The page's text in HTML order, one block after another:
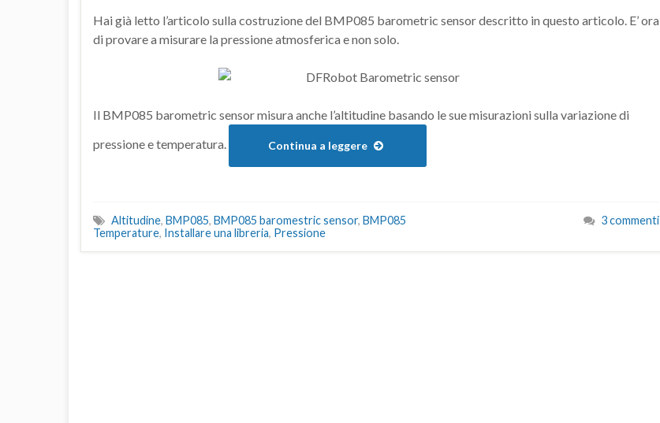
Hai già letto l’articolo sulla costruzione del BMP085 barometric sensor descritto in questo articolo. E’ ora
di provare a misurare la pressione atmosferica e non solo.
Il BMP085 barometric sensor misura anche l’altitudine basando le sue misurazioni sulla variazione di
pressione e temperatura.
Continua a leggere
Altitudine, BMP085, BMP085 baromestric sensor, BMP085
Temperature, Installare una libreria, Pressione
3 commenti